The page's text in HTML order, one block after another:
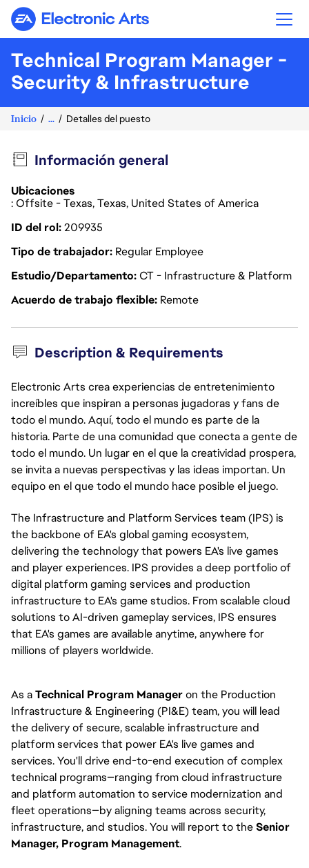
Electronic Arts
Technical Program Manager -
Security & Infrastructure
Inicio ... Detalles del puesto
Información general
Ubicaciones
: Offsite - Texas, Texas, United States of America
ID del rol209935
Tipo de trabajador Regular Employee
Estudio/DepartamentoCT - Infrastructure & Platform
Acuerdo de trabajo flexible Remote
Description & Requirements
Electronic Arts crea experiencias de entretenimiento
increíbles que inspiran a personas jugadoras y fans de
todo el mundo. Aquí, todo el mundo es parte de la
historia. Parte de una comunidad que conecta a gente de
todo el mundo. Un lugar en el que la creatividad prospera,
se invita a nuevas perspectivas y las ideas importan. Un
equipo en el que todo el mundo hace posible el juego.
The Infrastructure and Platform Services team (IPS) is
the backbone of EA's global gaming ecosystem,
delivering the technology that powers EA's live games
and player experiences. IPS provides a deep portfolio of
digital platform gaming services and production
infrastructure to EA's game studios. From scalable cloud
solutions to AI-driven gameplay services, IPS ensures
that EA's games are available anytime, anywhere for
millions of players worldwide.
As aTechnical Program Manageron the Production
Infrastructure & Engineering (PI&E) team, you will lead
the delivery of secure, scalable infrastructure and
platform services that power EA's live games and
services. You'll drive end-to-end execution of complex
technical programs—ranging from cloud infrastructure
and platform automation to service modernization and
fleet operations—by aligning teams across security,
infrastructure, and studios. You will report to theSenior
Manager, Program Management.